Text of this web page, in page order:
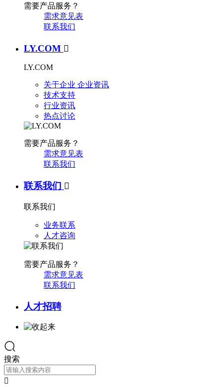
需要产品服务？
需求意见表
联系我们
LY.COM 
LY.COM
关于企业 企业资讯
技术支持
行业资讯
热点讨论
需要产品服务？
需求意见表
联系我们
联系我们 
联系我们
业务联系
人才咨询
需要产品服务？
需求意见表
联系我们
人才招聘
搜索
